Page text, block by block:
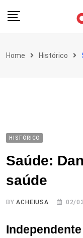
Home Histórico
HISTÓRICO
Saúde:
saúde
BYACHEIUSA 02/